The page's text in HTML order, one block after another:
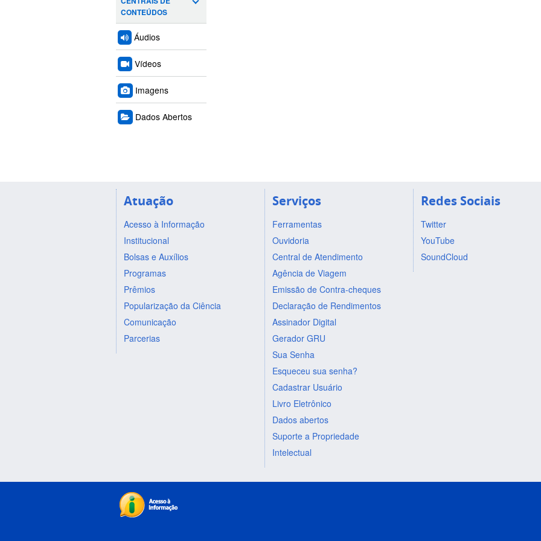
CONTEÚDOS
Áudios
Vídeos
Imagens
Dados Abertos
Atuação
Acesso à Informação
Institucional
Bolsas e Auxílios
Programas
Prêmios
Popularização da Ciência
Comunicação
Parcerias
Serviços
Ferramentas
Ouvidoria
Central de Atendimento
Agência de Viagem
Emissão de Contra-cheques
Declaração de Rendimentos
Assinador Digital
Gerador GRU
Sua Senha
Esqueceu sua senha?
Cadastrar Usuário
Livro Eletrônico
Dados abertos
Suporte a Propriedade
Intelectual
Redes Sociais
Twitter
YouTube
SoundCloud